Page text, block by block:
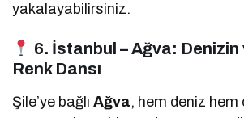
yakalayabilirsiniz.
6. İstanbul – Ağva: Denizin
Renk Dansı
Şile’ye bağlıAğva, hem deniz hem